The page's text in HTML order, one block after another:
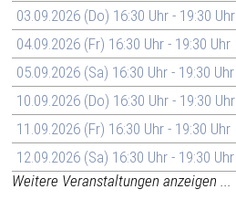
03.09.2026 (Do) 16:30 Uhr - 19:30 Uhr
04.09.2026 (Fr) 16:30 Uhr - 19:30 Uhr
05.09.2026 (Sa) 16:30 Uhr - 19:30 Uhr
10.09.2026 (Do) 16:30 Uhr - 19:30 Uhr
11.09.2026 (Fr) 16:30 Uhr - 19:30 Uhr
12.09.2026 (Sa) 16:30 Uhr - 19:30 Uhr
Weitere Veranstaltungen anzeigen ...